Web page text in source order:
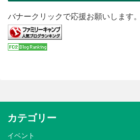
バナークリックで応援お願いします。
カテゴリー
イベント